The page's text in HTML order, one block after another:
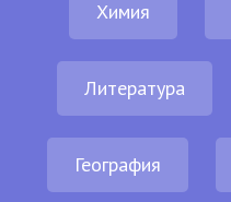
Химия
Литература
География